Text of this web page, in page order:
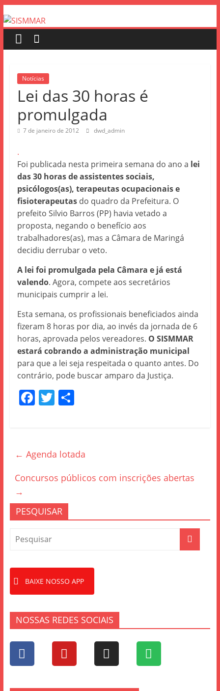
Notícias
Lei das 30 horas é
promulgada
7 de janeiro de 2012 dwd_admin
.
Foi publicada nesta primeira semana do ano a lei
das 30 horas de assistentes sociais,
psicólogos(as), terapeutas ocupacionais e
fisioterapeutasdo quadro da Prefeitura. O
prefeito Silvio Barros (PP) havia vetado a
proposta, negando o benefício aos
trabalhadores(as), mas a Câmara de Maringá
decidiu derrubar o veto.
A lei foi promulgada pela Câmara e já está
valendo. Agora, compete aos secretários
municipais cumprir a lei.
Esta semana, os profissionais beneficiados ainda
fizeram 8 horas por dia, ao invés da jornada de 6
horas, aprovada pelos vereadores. O SISMMAR
estará cobrando a administração municipal
para que a lei seja respeitada o quanto antes. Do
contrário, pode buscar amparo da Justiça.
F
b
o
k
T S
← Agenda lotada
Concursos públicos com inscrições abertas
→
PESQUISAR
BAIXE NOSSO APP
NOSSAS REDES SOCIAIS